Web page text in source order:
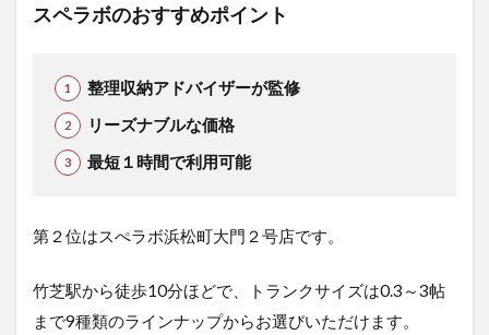
スペラボのおすすめポイント
整理収納アドバイザーが監修
リーズナブルな価格
最短１時間で利用可能
第２位はスぺラボ浜松町大門２号店です。
竹芝駅から徒歩10分ほどで、トランクサイズは0.3～3帖
まで9種類のラインナップからお選びいただけます。